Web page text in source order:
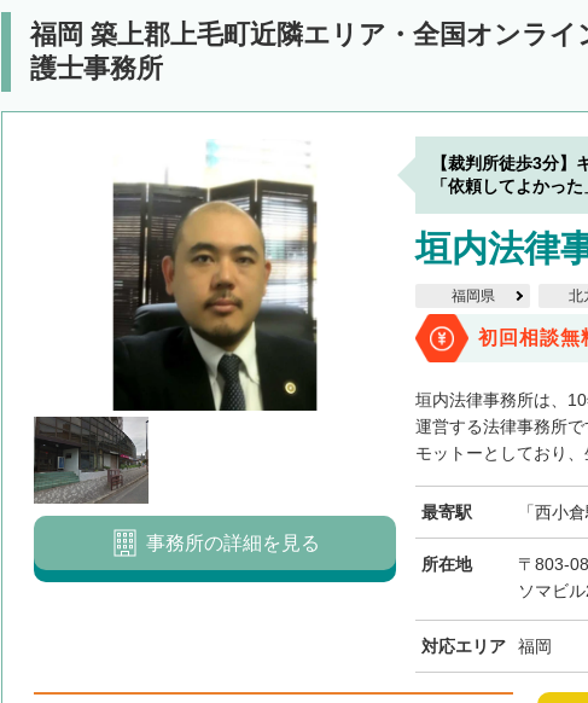
福岡 築上郡上毛町近隣エリア・全国オンラ
護士事務所
【裁判所徒歩3分】
「依頼してよかっ
垣内法律
福岡県 北
初回相談無
垣内法律事務所は、
運営する法律事務所
モットーとしており
最寄駅 「西小倉
所在地
〒803-
ソマビ
対応エリア 福岡
事務所の詳細を見る